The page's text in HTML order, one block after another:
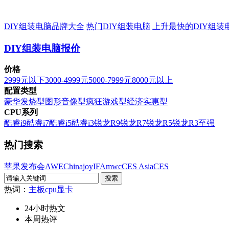
DIY组装电脑品牌大全 热门DIY组装电脑 上升最快的DIY组装
DIY组装电脑报价
价格
2999元以下3000-4999元5000-7999元8000元以上
配置类型
豪华发烧型图形音像型疯狂游戏型经济实惠型
CPU系列
酷睿i9酷睿i7酷睿i5酷睿i3锐龙R9锐龙R7锐龙R5锐龙R3至强
热门搜索
苹果发布会AWEChinajoyIFAmwcCES AsiaCES
热词： 主板cpu显卡
24小时热文
本周热评